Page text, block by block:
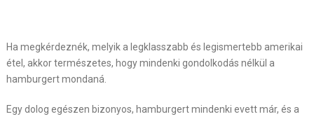
Ha megkérdeznék, melyik a legklasszabb és legismertebb amerikai
étel, akkor természetes, hogy mindenki gondolkodás nélkül a
hamburgert mondaná.
Egy dolog egészen bizonyos, hamburgert mindenki evett már, és a